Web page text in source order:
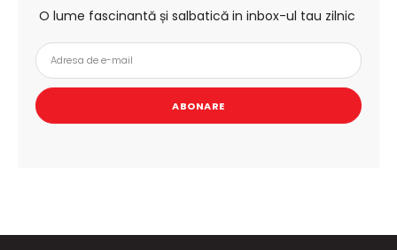
O lume fascinantă și salbatică in inbox-ul tau zilnic
ABONARE